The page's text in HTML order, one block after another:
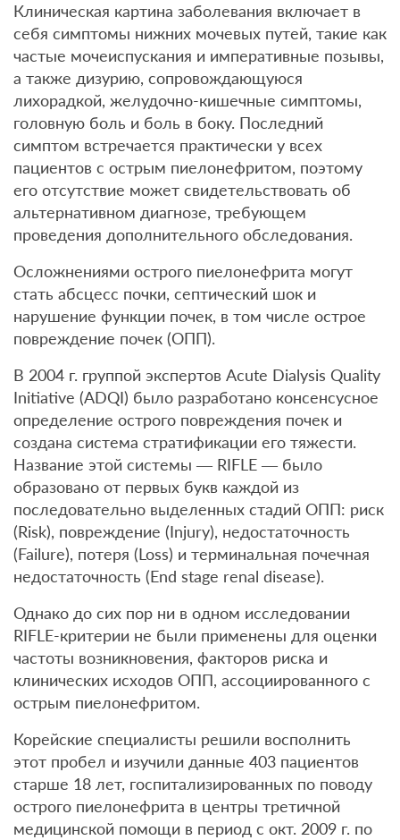
Клиническая картина заболевания включает в
себя симптомы нижних мочевых путей, такие как
частые мочеиспускания и императивные позывы,
а также дизурию, сопровождающуюся
лихорадкой, желудочно-кишечные симптомы,
головную боль и боль в боку. Последний
симптом встречается практически у всех
пациентов с острым пиелонефритом, поэтому
его отсутствие может свидетельствовать об
альтернативном диагнозе, требующем
проведения дополнительного обследования.
Осложнениями острого пиелонефрита могут
стать абсцесс почки, септический шок и
нарушение функции почек, в том числе острое
повреждение почек (ОПП).
В 2004 г. группой экспертов Acute Dialysis Quality
Initiative (ADQI) было разработано консенсусное
определение острого повреждения почек и
создана система стратификации его тяжести.
Название этой системы — RIFLE — было
образовано от первых букв каждой из
последовательно выделенных стадий ОПП: риск
(Risk), повреждение (Injury), недостаточность
(Failure), потеря (Loss) и терминальная почечная
недостаточность (End stage renal disease).
Однако до сих пор ни в одном исследовании
RIFLE-критерии не были применены для оценки
частоты возникновения, факторов риска и
клинических исходов ОПП, ассоциированного с
острым пиелонефритом.
Корейские специалисты решили восполнить
этот пробел и изучили данные 403 пациентов
старше 18 лет, госпитализированных по поводу
острого пиелонефрита в центры третичной
медицинской помощи в период с окт. 2009 г. по